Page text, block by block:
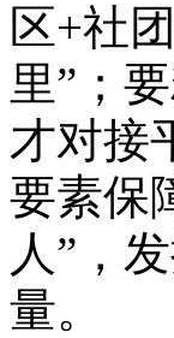
区+社
里”；
才对接
要素保
人”，
量。